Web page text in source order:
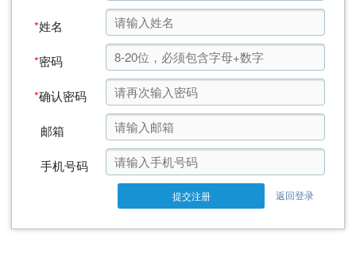
*姓名
*密码
*确认密码
邮箱
手机号码
提交注册 返回登录